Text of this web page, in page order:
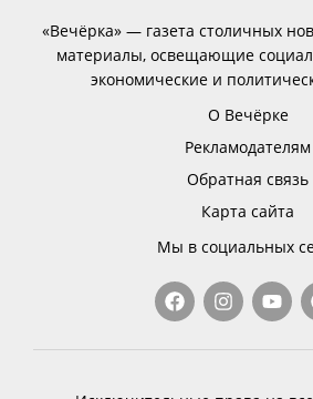
«Вечёрка» — газета столичных
материалы, освещающие
экономические и
О Вечёрке
Рекламодателям
Обратная связь
Карта сайта
Мы в социальных